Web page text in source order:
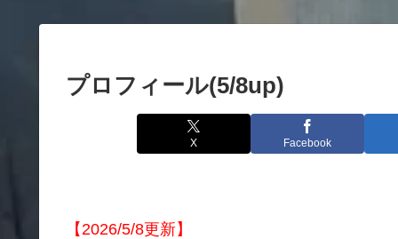
プロフィール(5/8up)
X Facebook
【2026/5/8更新】